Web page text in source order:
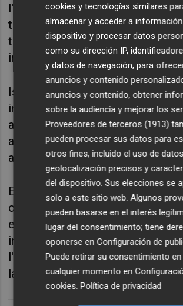
l'escena experimental d'arreu. La
traject
òriadel projecte editorial
testimoni clau aixícom el llistat
internacionals que omplen els
Isabel Latorre és músic,
intèrpret especialitzada en
audiovisuals, actualment
amb diferents projectes
amb À
puntRàdioentre d'altres.
Edu Comelles é s artista sonor,
cultural independent
experimental. Treballa en
individuals i col·lectius on el so,
l'experimentació són l'eix
la
seua tasca.
cookies y tecnologías similares
almacenar y acceder a
dispositivo y procesar datos
como su dirección IP,
y datos de navegación, para
anuncios y contenido
anuncios y contenido, obtener
sobre la audiencia y mejorar los
Proveedores de terceros (1913)
pueden procesar sus datos para
otros fines, incluido el uso de
geolocalización precisos y
del dispositivo. Sus elecciones se
solo a este sitio web. Algunos
pueden basarse en el interés
lugar del consentimiento; tiene
oponerse enConfiguración de
Puede retirar su consentimiento en
cualquier momento en
cookies .Política de privacidad